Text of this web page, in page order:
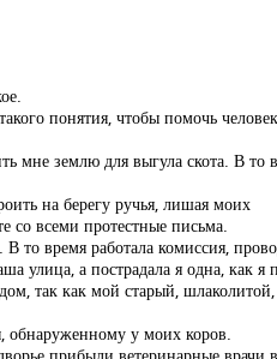
понятия, чтобы помочь
мне землю для выгула скота. В то
на берегу ручья, лишая моих
со всеми протестные письма.
то время работала комиссия,
улица, а пострадала я одна, как я
так как мой старый, шлаколитой,
обнаруженному у моих коров.